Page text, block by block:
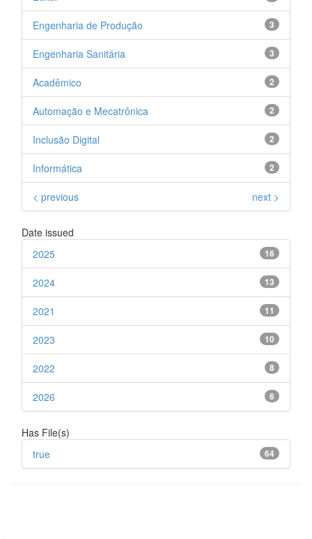
3
Engenharia de Produção
3
Engenharia Sanitária
2
Acadêmico
2
Automação e Mecatrônica
2
Inclusão Digital
2
Informática
< previous next >
Date issued
16
2025
13
2024
11
2021
10
2023
8
2022
6
2026
Has File(s)
64
true